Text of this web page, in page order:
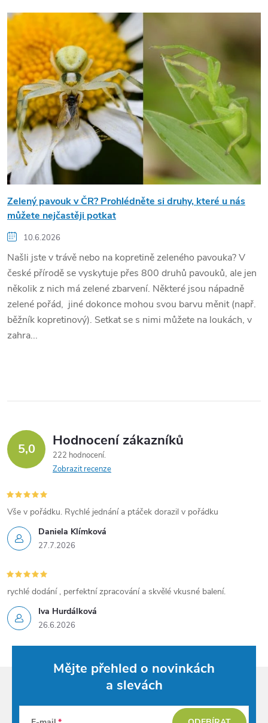
Zelený pavouk v ČR? Prohlédněte si druhy, které u nás
můžete nejčastěji potkat
10.6.2026
Našli jste v trávě nebo na kopretině zeleného pavouka? V
české přírodě se vyskytuje přes 800 druhů pavouků, ale jen
několik z nich má zelené zbarvení. Některé jsou nápadně
zelené pořád, jiné dokonce mohou svou barvu měnit (např.
běžník kopretinový). Setkat se s nimi můžete na loukách, v
zahra...
5,0 Hodnocení zákazníků
222 hodnocení
Zobrazit recenze
Daniela Klímková
27.7.2026
Vše v pořádku. Rychlé jednání a ptáček dorazil v pořádku
Iva Hurdálková
26.6.2026
rychlé dodání , perfektní zpracování a skvělé vkusné balení.
Mějte přehled o novinkách
a slevách